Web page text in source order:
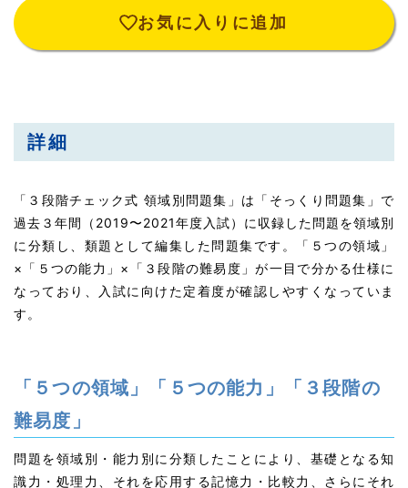
お気に入りに追加
詳細
「３段階チェック式 領域別問題集」は「そっくり問題集」で
過去３年間（2019〜2021年度入試）に収録した問題を領域別
に分類し、類題として編集した問題集です。「５つの領域」
×「５つの能力」×「３段階の難易度」が一目で分かる仕様に
なっており、入試に向けた定着度が確認しやすくなっていま
す。
「５つの領域」「 ５ つの能力」「３段階の
難易度」
問題を領域別・能力別に分類したことにより、基礎となる知
識力・処理力、それを応用する記憶力・比較力、さらにそれ